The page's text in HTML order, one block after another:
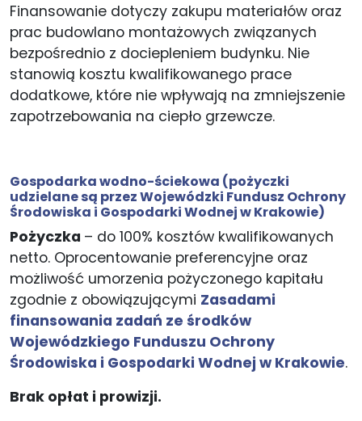
Finansowanie dotyczy zakupu materiałów oraz
prac budowlano montażowych związanych
bezpośrednio z dociepleniem budynku. Nie
stanowią kosztu kwalifikowanego prace
dodatkowe, które nie wpływają na zmniejszenie
zapotrzebowania na ciepło grzewcze.
Gospodarka wodno-ściekowa (pożyczki
udzielane są przez Wojewódzki Fundusz Ochrony
Środowiska i Gospodarki Wodnej w Krakowie)
Pożyczka – do 100% kosztów kwalifikowanych
netto. Oprocentowanie preferencyjne oraz
możliwość umorzenia pożyczonego kapitału
zgodnie z obowiązującymi Zasadami
finansowania zadań ze środków
Wojewódzkiego Funduszu Ochrony
Środowiska i Gospodarki Wodnej w Krakowie.
Brak opłat i prowizji.